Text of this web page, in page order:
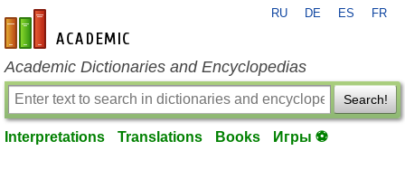
en-academic.com
RU DE ES FR
Academic Dictionaries and Encyclopedias
Search!
Interpretations Translations Books Игры ⚽